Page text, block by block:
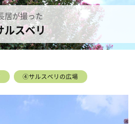
居が撮った
ルスベリ
④サルスベリの広場